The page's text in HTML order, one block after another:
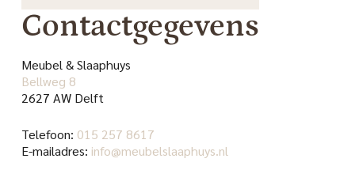
Contactgegevens
Meubel & Slaaphuys
Bellweg 8
2627 AW Delft
Telefoon: 015 257 8617
E-mailadres: info@meubelslaaphuys.nl